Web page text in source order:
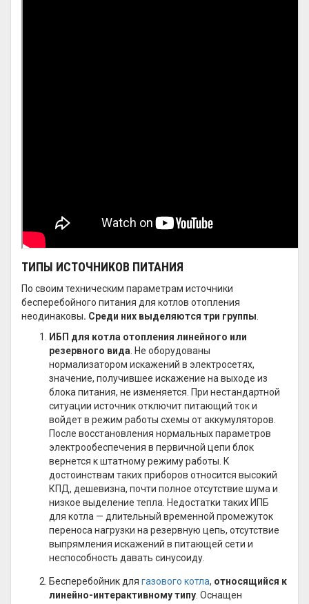
ТИПЫ ИСТОЧНИКОВ ПИТАНИЯ
По своим техническим параметрам источники
бесперебойного питания для котлов отопления
неодинаковы. Среди них выделяются три группы
ИБП для котла отопления линейного или
резервного вида . Не оборудованы
нормализатором искажений в электросетях,
значение, получившее искажение на выходе из
блока питания, не изменяется. При нестандартной
ситуации источник отключит питающий ток и
войдет в режим работы схемы от аккумуляторов.
После восстановления нормальных параметров
электрообеспечения в первичной цепи блок
вернется к штатному режиму работы. К
достоинствам таких приборов относится высокий
КПД, дешевизна, почти полное отсутствие шума и
низкое выделение тепла. Недостатки таких ИПБ
для котла — длительный временной промежуток
переноса нагрузки на резервную цепь, отсутствие
выпрямления искажений в питающей сети и
неспособность давать синусоиду.
Бесперебойник для газового котла, относящийся к
линейно-интерактивному типу . Оснащен